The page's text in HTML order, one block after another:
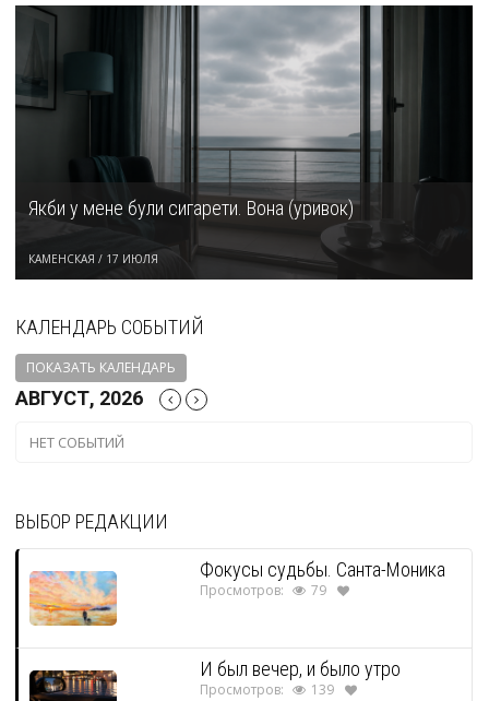
Якби у мене були сигарети. Вона (уривок)
КАМЕНСКАЯ / 17 ИЮЛЯ
КАЛЕНДАРЬ СОБЫТИЙ
ПОКАЗАТЬ КАЛЕНДАРЬ
АВГУСТ, 2026
НЕТ СОБЫТИЙ
ВЫБОР РЕДАКЦИИ
Фокусы судьбы. Санта-Моника
Просмотров: 79
И был вечер, и было утро
Просмотров: 139